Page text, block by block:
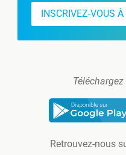
INSCRIVEZ-VOUS
Retrouvez-nous